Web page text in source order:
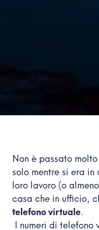
Non è passato
solo mentre si era in
loro lavoro (o
casa che in ufficio,
telefono virtuale.
I numeri di